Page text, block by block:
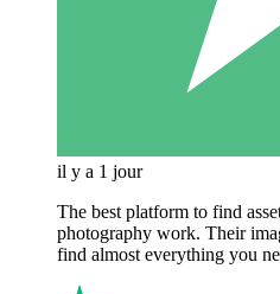
il y a 1 jour
The best platform to find
photography work. Their
find almost everything you